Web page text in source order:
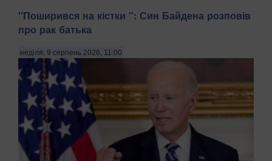
"Поширився на кістки ": Син Байдена розповів
про рак батька
неділя, 9 серпень 2026, 11:00